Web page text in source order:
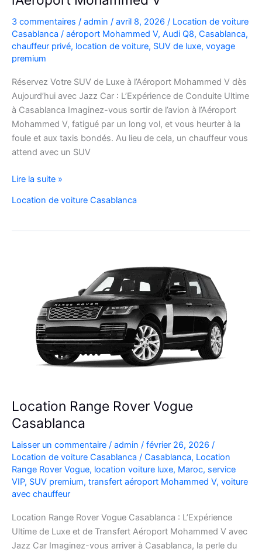
3 commentaires / admin / avril 8, 2026 / Location de voiture
Casablanca / aéroport Mohammed V, Audi Q8, Casablanca,
chauffeur privé, location de voiture, SUV de luxe, voyage
premium
Réservez Votre SUV de Luxe à l’Aéroport Mohammed V dès
Aujourd’hui avec Jazz Car : L’Expérience de Conduite Ultime
à Casablanca Imaginez-vous sortir de l’avion à l’Aéroport
Mohammed V, fatigué par un long vol, et vous heurter à la
foule et aux taxis bondés. Au lieu de cela, un chauffeur vous
attend avec un SUV
Réservez
SUV
Luxe
Lire la suite »
Location de voiture Casablanca
Location Range Rover Vogue
Casablanca
Laisser un commentaire / admin / février 26, 2026 /
Location de voiture Casablanca / Casablanca, Location
Range Rover Vogue, location voiture luxe, Maroc, service
VIP, SUV premium, transfert aéroport Mohammed V, voiture
avec chauffeur
Location Range Rover Vogue Casablanca : L’Expérience
Ultime de Luxe et de Transfert Aéroport Mohammed V avec
Jazz Car Imaginez-vous arriver à Casablanca, la perle du